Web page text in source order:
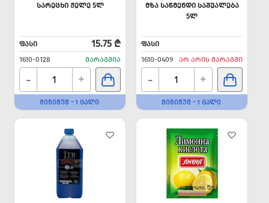
ᲡᲐᲠᲔᲪᲮᲘ ᲟᲔᲚᲔ 5Ლ
ᲤᲐᲡᲘ 15.75 ₾
1610-0128 ᲛᲐᲠᲐᲒᲨᲘᲐ
- +
ᲛᲘᲜᲘᲛᲣᲛ - 1 ᲪᲐᲚᲘ
ᲛᲖᲐ ᲡᲐᲬᲛᲔᲜᲓᲘ ᲡᲐᲨᲣᲐᲚᲔᲑᲐ
5Ლ
ᲤᲐᲡᲘ
1610-0409
ᲐᲠ ᲐᲠᲘᲡ ᲛᲐᲠᲐᲒᲨᲘ
- +
ᲛᲘᲜᲘᲛᲣᲛ - 1 ᲪᲐᲚᲘ